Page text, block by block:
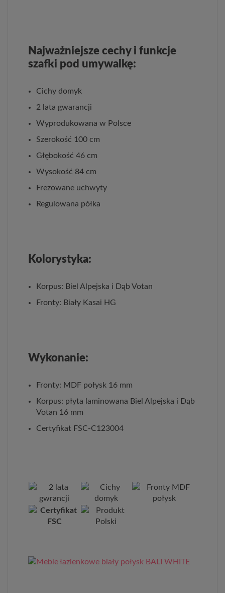
Najważniejsze cechy i funkcje
szafki pod umywalkę:
Cichy domyk
2 lata gwarancji
Wyprodukowana w Polsce
Szerokość 100 cm
Głębokość 46 cm
Wysokość 84 cm
Frezowane uchwyty
Regulowana półka
Kolorystyka:
Korpus: Biel Alpejska i Dąb Votan
Fronty: Biały Kasai HG
Wykonanie:
Fronty: MDF połysk 16 mm
Korpus: płyta laminowana Biel Alpejska i Dąb
Votan 16 mm
Certyfikat FSC-C123004